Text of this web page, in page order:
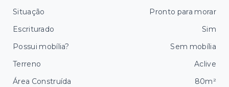
Situação
Pronto para morar
Escriturado
Sim
Possui mobília?
Sem mobília
Terreno
Aclive
Área Construída
80m²